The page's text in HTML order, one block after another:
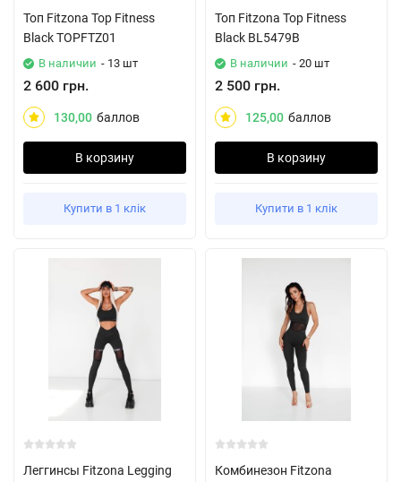
Топ Fitzona Top Fitness
Black TOPFTZ01
В наличии - 13 шт
2 600 грн.
130,00 баллов
В корзину
Купити в 1 клік
Топ Fitzona Top Fitness
Black BL5479B
В наличии - 20 шт
2 500 грн.
125,00 баллов
В корзину
Купити в 1 клік
Леггинсы Fitzona Legging
Комбинезон Fitzona